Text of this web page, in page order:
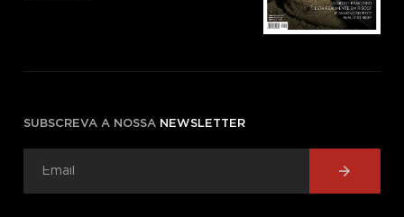
SUBSCREVA A NOSSA NEWSLETTER